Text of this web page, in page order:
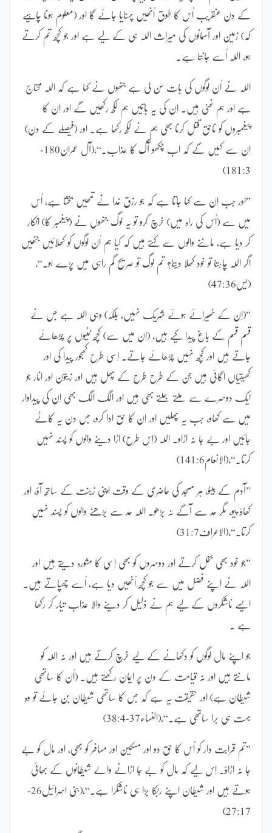
کے دن عنقریب اُس کا طوق اُنھیں پہنایا جائے گا اور (معلوم ہونا چاہیے
کہ) زمین اور آسمانوں کی میراث اللہ ہی کے لیے ہے اور جو کچھ تم کرتے
ہو، اللہ اُسے جانتا ہے۔
اللہ نے اُن لوگوں کی بات سن لی ہے جنھوں نے کہا ہے کہ اللہ محتاج
ہے اور ہم غنی ہیں۔ اِن کی یہ باتیں ہم لکھ رکھیں گے اور اِن کا
پیغمبروں کو ناحق قتل کرنا بھی ہم نے لکھ رکھا ہے۔ اور (فیصلے کے دن)
اِن سے کہیں گے کہ اب چکھو آگ کا عذاب۔“،(آل عمران180-
181:3)
”اور جب اِن سے کہا جاتا ہے کہ جو رزق خدا نے تمھیں بخشا ہے، اُس
میں سے (اُس کی راہ میں) خرچ کرو تو یہ لوگ جنھوں نے (پیغمبر کا) انکار
کر دیا ہے، ماننے والوں سے کہتے ہیں کہ کیا ہم اُن لوگوں کو کھلائیں جنھیں
اگر اللہ چاہتا تو خود کھلا دیتا؟ تم لوگ تو صریح گم راہی میں پڑے ہو۔“،
(یس47:36)
”(اِن کے ٹھیرائے ہوئے شریک نہیں، بلکہ) وہی اللہ ہے جس نے
قسم قسم کے باغ پیدا کیے ہیں، (اِن میں سے) کچھ ٹٹیوں پر چڑھائے
جاتے ہیں اور کچھ نہیں چڑھائے جاتے۔ اِسی طرح کھجور پیدا کی اور
کھیتیاں اگائی ہیں جن کے طرح طرح کے پھل ہیں اور زیتون اور انار جو
ایک دوسرے سے ملتے جلتے بھی ہیں اور الگ الگ بھی اِن کی پیداوار
میں سے کھاو، جب یہ پھلیں اور اِن کا حق ادا کرو، جس دن یہ کاٹے
جائیں اور بے جا نہ اڑاو۔ اللہ (اِس طرح) اڑا دینے والوں کو پسند نہیں
کرتا۔“،(الانعام141:6)
”آدم کے بیٹو، ہر مسجد کی حاضری کے وقت اپنی زینت کے ساتھ آؤ، اور
کھاؤ پیو، مگر حد سے آگے نہ بڑھو۔ اللہ حد سے بڑھنے والوں کو پسند نہیں
کرتا۔“،(الاعراف31:7)
”جو خود بھی بخل کرتے اور دوسروں کو بھی اِسی کا مشورہ دیتے ہیں اور
اللہ نے اپنے فضل میں سے جو کچھ اُنھیں دیا ہے، اُسے چھپاتے ہیں۔
ایسے ناشکروں کے لیے ہم نے ذلیل کر دینے والا عذاب تیار کر رکھا
ہے ۔
جو اپنے مال لوگوں کو دکھانے کے لیے خرچ کرتے ہیں اور نہ اللہ کو
مانتے ہیں اور نہ قیامت کے دن پر ایمان رکھتے ہیں۔ (اُن کا ساتھی
شیطان ہے) اور حقیقت یہ ہے کہ جس کا ساتھی شیطان بن جائے تو وہ
بہت ہی برا ساتھی ہے۔“،(النساء37-38:4)
”تم قرابت دار کو اُس کا حق دو اور مسکین اور مسافر کو بھی، اور مال کو بے
جا نہ اڑاؤ۔ اِس لیے کہ مال کو بے جا اڑانے والے شیطانوں کے بھائی
ہوتے ہیں اور شیطان اپنے ربکا بڑا ہی ناشکرا ہے۔“،(بنی اسرائیل26-
27:17)